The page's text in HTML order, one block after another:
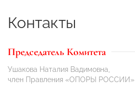
Контакты
Председатель Комитета
Ушакова Наталия Вадимовна,
член Правления «ОПОРЫ РОССИИ»